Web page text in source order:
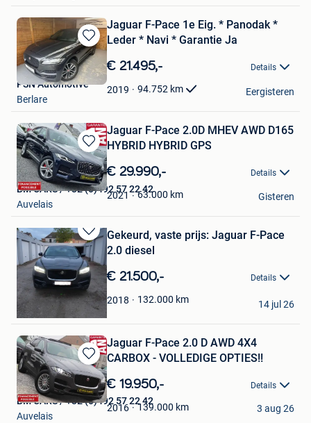
Bewaren
in
Mijn
Favorieten
Jaguar F-Pace 1e Eig. * Panodak *
Leder * Navi * Garantie Ja
€ 21.495,- Details
2019 94.752 km
PSN Automotive
Berlare
Eergisteren
Bewaren
in
Mijn
Favorieten
Jaguar F-Pace 2.0D MHEV AWD D165
HYBRID HYBRID GPS
€ 29.990,- Details
2021 63.000 km
BM CARS / +32 (0)492 57 22 42
Auvelais
Gisteren
Bewaren
in
Mijn
Favorieten
Gekeurd, vaste prijs: Jaguar F-Pace
2.0 diesel
€ 21.500,- Details
2018 132.000 km
T. Bektas
Sint-Niklaas
14 jul 26
Bewaren
in
Mijn
Favorieten
Jaguar F-Pace 2.0 D AWD 4X4
CARBOX - VOLLEDIGE OPTIES!!
€ 19.950,- Details
2016 139.000 km
BM CARS / +32 (0)492 57 22 42
Auvelais
3 aug 26